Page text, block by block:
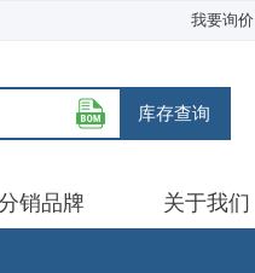
我要询价
库存查询
销品牌 关于我们